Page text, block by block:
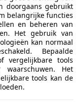
doorgaans gebruikt
belangrijke functies
en beheren van
Het gebruik van
kan normaal
Bepaalde
vergelijkbare tools
Het
tools kan de